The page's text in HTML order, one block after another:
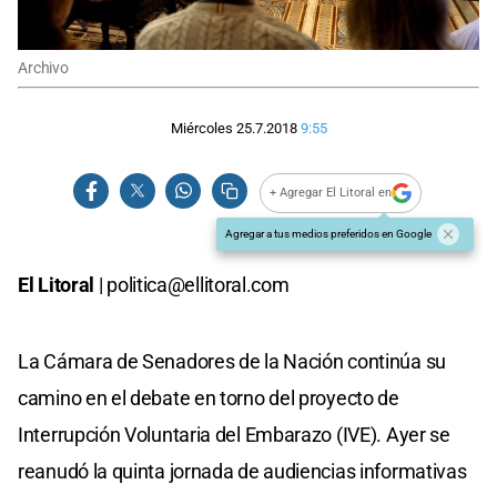
Archivo
Miércoles 25.7.2018 9:55
+ Agregar El Litoral en
Agregar a tus medios preferidos en Google
El Litoral | politica@ellitoral.com
La Cámara de Senadores de la Nación continúa su
camino en el debate en torno del proyecto de
Interrupción Voluntaria del Embarazo (IVE). Ayer se
reanudó la quinta jornada de audiencias informativas